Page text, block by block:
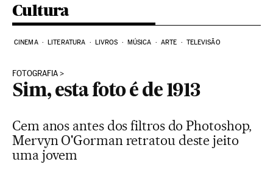
Cultura
CINEMA LITERATURA LIVROS MÚSICA ARTE TELEVISÃO
FOTOGRAFIA
Sim, esta foto é de 1913
Cem anos antes dos filtros do Photoshop,
Mervyn O'Gorman retratou deste jeito
uma jovem